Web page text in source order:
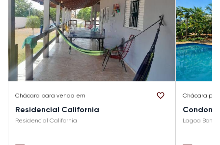
Chácara para venda em
Residencial California
Residencial California
Chácara
Lagoa Bonita